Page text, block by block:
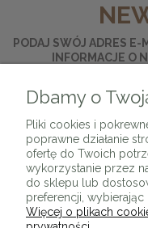
PODAJ SWÓJ ADRES
INFORMACJE O
Dbamy o
Pliki cookies i
poprawne działanie
ofertę do Twoich
wykorzystanie przez
do sklepu lub
preferencji,
Więcej o plikach